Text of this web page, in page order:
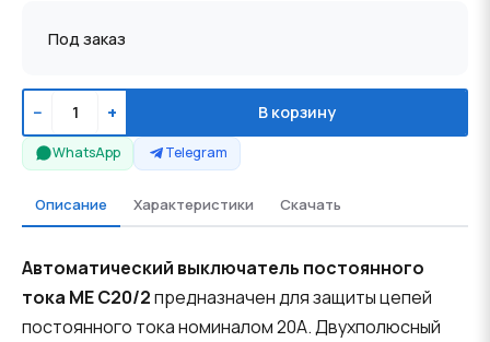
Под заказ
− + В корзину
WhatsApp Telegram
Описание Характеристики Скачать
Автоматический выключатель постоянного
тока ME C20/2предназначен для защиты цепей
постоянного тока номиналом 20A. Двухполюсный